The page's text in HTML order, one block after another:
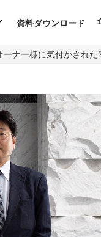
資料ダウンロード
ーナー様に気付かされ